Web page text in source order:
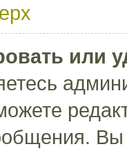
или
Вы